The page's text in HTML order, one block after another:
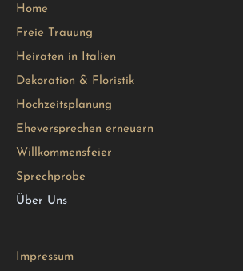
Home
Freie Trauung
Heiraten in Italien
Dekoration & Floristik
Hochzeitsplanung
Eheversprechen erneuern
Willkommensfeier
Sprechprobe
Über Uns
Impressum